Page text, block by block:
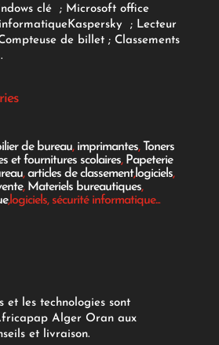
clé; Microsoft office
Kaspersky ; Lecteur
de billet; Classements
.
de bureau, imprimantes, Toners
et fournitures scolaires, Papeterie
,articles de classement,logiciels,
, Materiels bureautiques,
,logiciels, sécurité informatique...
et les technologies sont
Alger Oran aux
et livraison.